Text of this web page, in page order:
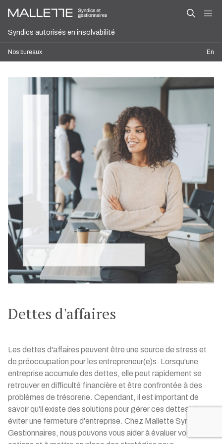
Syndics autorisés en insolvabilité
Nos bureaux En
Dettes d'affaires
Les dettes d'affaires peuvent être une source de stress et
de préoccupation pour les entrepreneur(e)s. Lorsqu'une
entreprise accumule des dettes, elle peut rapidement se
retrouver en difficulté financière et être confrontée à des
problèmes de trésorerie. Cependant, il est important de
savoir qu'il existe des solutions pour gérer ces dettes et
éviter une fermeture d'entreprise. Chez Mallette Syndics et
Gestionnaires, nous pouvons vous aider à évaluer vos